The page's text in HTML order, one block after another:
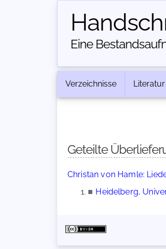
Eine
Verzeichnisse Literatur
Geteilte
Christan von Hamle:
■ Heidelberg,